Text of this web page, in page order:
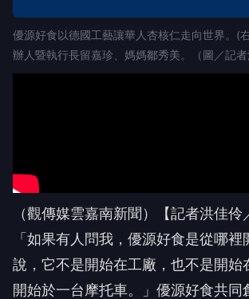
優源好食以德國工藝讓華人杏核仁走向世界。(
辦人暨執行長留嘉珍、媽媽鄒秀美。（圖／記者
（觀傳媒雲嘉南新聞）【記者洪佳伶
「如果有人問我，優源好食是從哪裡
說，它不是開始在工廠，也不是開始
開始於一台摩托車。」優源好食共同